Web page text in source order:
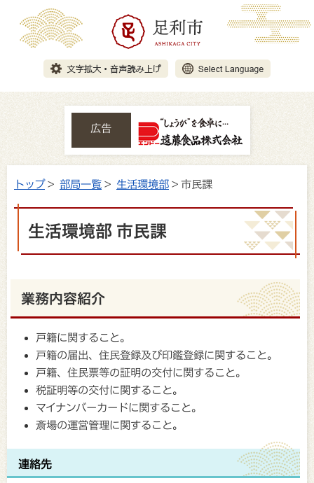
広告
トップ> 部局一覧 > 生活環境部 > 市民課
生活環境部 市民課
業務内容紹介
戸籍に関すること。
戸籍の届出、住民登録及び印鑑登録に関すること。
戸籍、住民票等の証明の交付に関すること。
税証明等の交付に関すること。
マイナンバーカードに関すること。
斎場の運営管理に関すること。
連絡先